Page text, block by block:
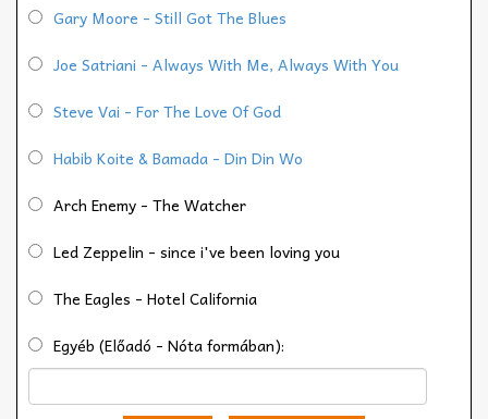
Gary Moore - Still Got The Blues
Joe Satriani - Always With Me, Always With You
Steve Vai - For The Love Of God
Habib Koite & Bamada - Din Din Wo
Arch Enemy - The Watcher
Led Zeppelin - since i've been loving you
The Eagles - Hotel California
Egyéb (Előadó - Nóta formában):